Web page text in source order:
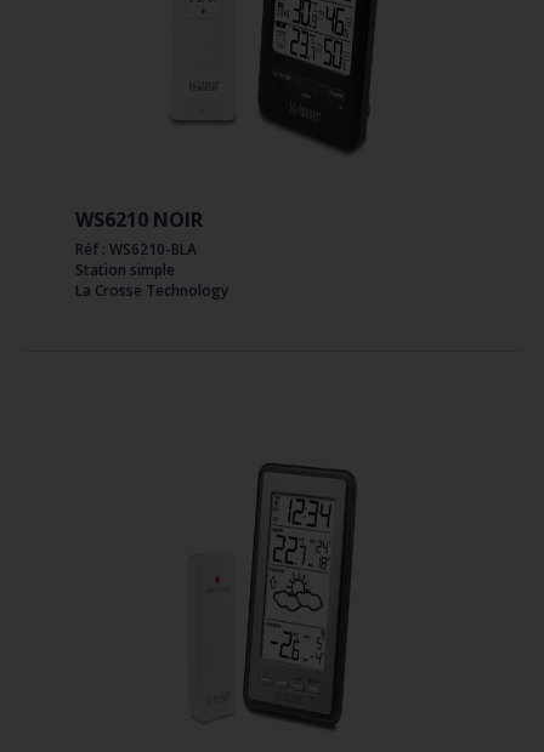
WS6210 NOIR
Réf : WS6210-BLA
Station simple
La Crosse Technology